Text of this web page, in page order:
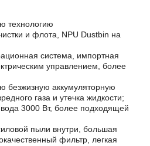
технологию
и флота, NPU Dustbin на
система, импортная
управлением, более
безжизную аккумуляторную
газа и утечка жидкости;
3000 Вт, более подходящей
пыли внутри, большая
фильтр, легкая